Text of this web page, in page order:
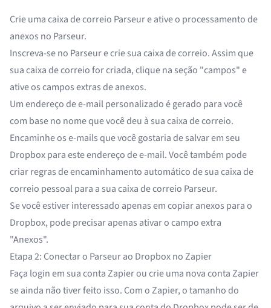
Crie uma caixa de correio Parseur e ative o processamento de
anexos no Parseur.
Inscreva-se no Parseur ecrie sua caixa de correio. Assim que
sua caixa de correio for criada, clique na seção "campos" e
ative oscampos extras de anexos.
Um endereço de e-mail personalizado é gerado para você
com base no nome que você deu à sua caixa de correio.
Encaminhe os e-mails que você gostaria de salvar em seu
Dropbox para este endereço de e-mail. Você também pode
criarregras de encaminhamento automáticode sua caixa de
correio pessoal para a sua caixa de correio Parseur.
Se você estiver interessado apenas em copiar anexos para o
Dropbox, pode precisar apenas ativar o campo extra
"Anexos".
Etapa 2: Conectar o Parseur ao Dropbox no Zapier
Faça login em sua conta Zapieroucrie uma nova conta Zapier
se ainda não tiver feito isso. Com o Zapier, o tamanho do